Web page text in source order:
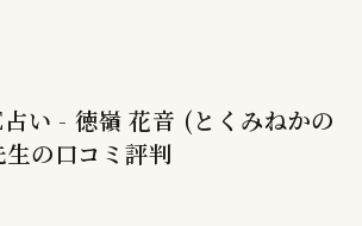
い - 徳嶺 花音 (とくみねかの
の口コミ評判